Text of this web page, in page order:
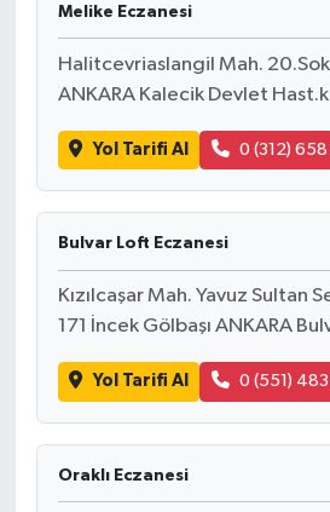
Melike Eczanesi
Halitcevriaslangil Mah.
ANKARA Kalecik Devlet
Yol Tarifi Al 0 (312)
Bulvar Loft Eczanesi
Kızılcaşar Mah. Yavuz Sultan
171 İncek Gölbaşı ANKARA
Yol Tarifi Al 0 (551)
Oraklı Eczanesi